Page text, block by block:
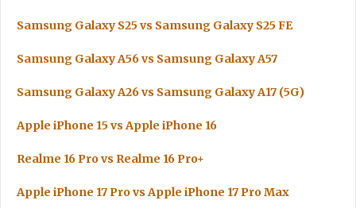
Samsung Galaxy S25 vs Samsung Galaxy S25 FE
Samsung Galaxy A56 vs Samsung Galaxy A57
Samsung Galaxy A26 vs Samsung Galaxy A17 (5G)
Apple iPhone 15 vs Apple iPhone 16
Realme 16 Pro vs Realme 16 Pro+
Apple iPhone 17 Pro vs Apple iPhone 17 Pro Max